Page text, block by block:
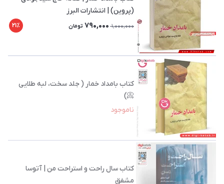
(پروین) | انتشارات البرز
1,000,000
790,000 تومان 21٪
کتاب بامداد خمار ( جلد سخت، لبه طلایی
📀)
ناموجود
کتاب سال راحت و استراحت من | آتوسا
مشفق